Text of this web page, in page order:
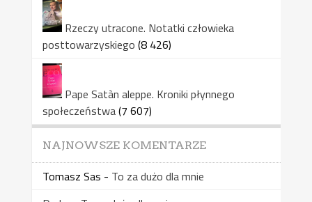
Rzeczy utracone. Notatki człowieka
posttowarzyskiego (8 426)
Pape Satàn aleppe. Kroniki płynnego
społeczeństwa(7 607)
NAJNOWSZE KOMENTARZE
Tomasz Sas - To za dużo dla mnie